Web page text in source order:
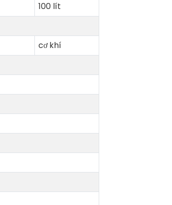
100 lít
cơ khí